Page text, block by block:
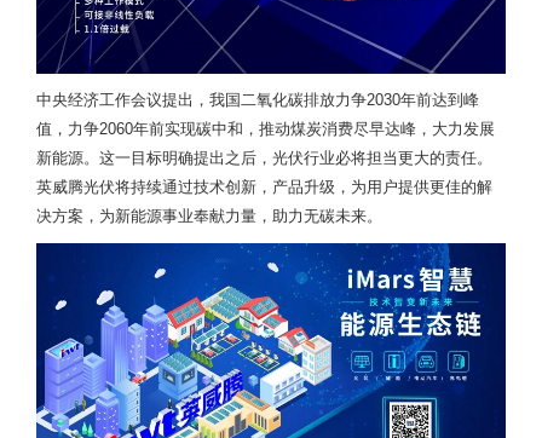
中央经济工作会议提出，我国二氧化碳排放力争2030年前达到峰
值，力争2060年前实现碳中和，推动煤炭消费尽早达峰，大力发展
新能源。这一目标明确提出之后，光伏行业必将担当更大的责任。
英威腾光伏将持续通过技术创新，产品升级，为用户提供更佳的解
决方案，为新能源事业奉献力量，助力无碳未来。